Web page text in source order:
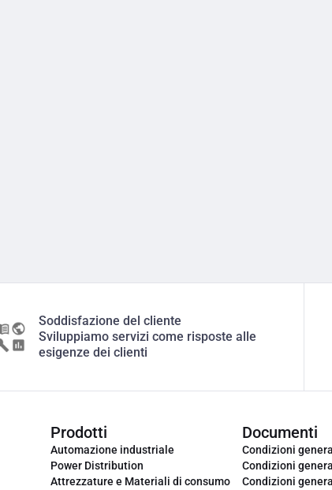
Soddisfazione del cliente
Sviluppiamo servizi come risposte alle
esigenze dei clienti
Prodotti
Automazione industriale
Power Distribution
Attrezzature e Materiali di consumo
Documenti
Condizioni
Condizioni
Condizioni